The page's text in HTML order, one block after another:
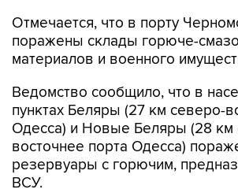
Отмечается, что в порту
поражены склады горюче-
материалов и военного
Ведомство сообщило, что в
пунктах Беляры (27 км северо-
Одесса) и Новые Беляры (28 км
восточнее порта Одесса)
резервуары с горючим,
ВСУ.